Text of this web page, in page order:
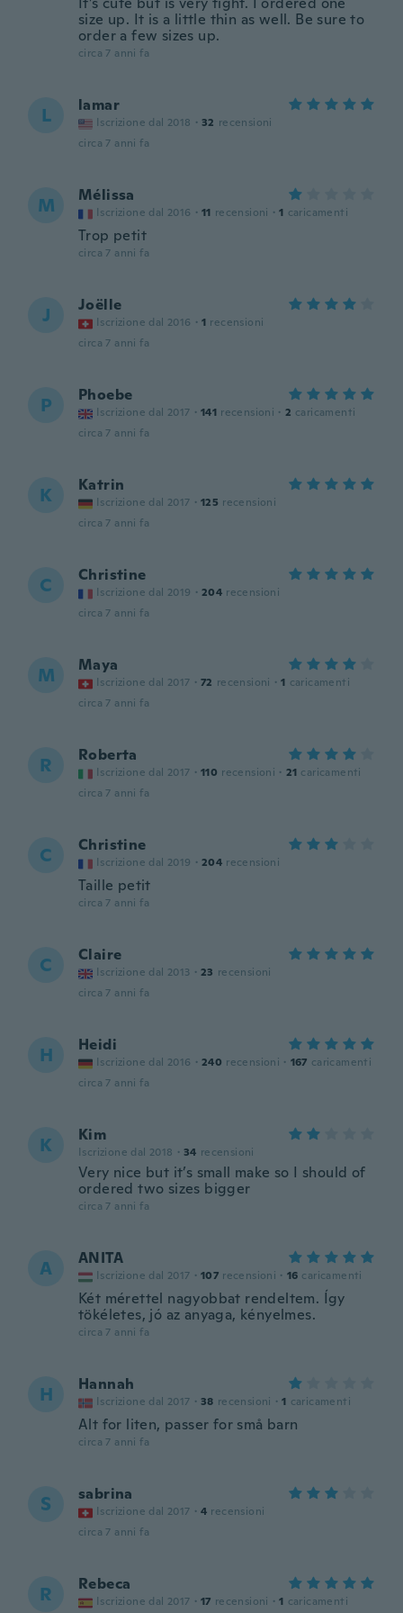
size up. It is a little thin as well. Be sure to
order a few sizes up.
circa 7 anni fa
L lamar
Iscrizione dal 2018 · 32 recensioni
circa 7 anni fa
M Mélissa
Iscrizione dal 2016 · 11 recensioni · 1 caricamenti
Trop petit
circa 7 anni fa
J Joëlle
Iscrizione dal 2016 · 1 recensioni
circa 7 anni fa
P Phoebe
Iscrizione dal 2017 · 141 recensioni · 2 caricamenti
circa 7 anni fa
K Katrin
Iscrizione dal 2017 · 125 recensioni
circa 7 anni fa
C Christine
Iscrizione dal 2019 · 204 recensioni
circa 7 anni fa
M Maya
Iscrizione dal 2017 · 72 recensioni · 1 caricamenti
circa 7 anni fa
R Roberta
Iscrizione dal 2017 · 110 recensioni · 21 caricamenti
circa 7 anni fa
C Christine
Iscrizione dal 2019 · 204 recensioni
Taille petit
circa 7 anni fa
C Claire
Iscrizione dal 2013 · 23 recensioni
circa 7 anni fa
H Heidi
Iscrizione dal 2016 · 240 recensioni · 167 caricamenti
circa 7 anni fa
K Kim
Iscrizione dal 2018 · 34 recensioni
Very nice but it’s small make so I should of
ordered two sizes bigger
circa 7 anni fa
A ANITA
Iscrizione dal 2017 · 107 recensioni · 16 caricamenti
Két mérettel nagyobbat rendeltem. Így
tökéletes, jó az anyaga, kényelmes.
circa 7 anni fa
H Hannah
Iscrizione dal 2017 · 38 recensioni · 1 caricamenti
Alt for liten, passer for små barn
circa 7 anni fa
S sabrina
Iscrizione dal 2017 · 4 recensioni
circa 7 anni fa
R Rebeca
Iscrizione dal 2017 · 17 recensioni · 1 caricamenti